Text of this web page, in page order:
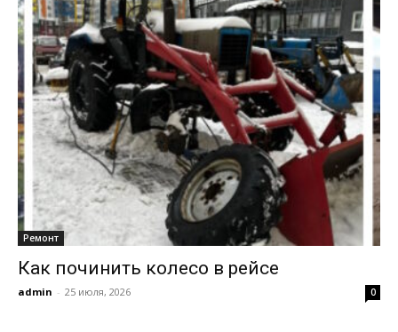
Ремонт
Как починить колесо в рейсе
admin - 25 июля, 2026 0